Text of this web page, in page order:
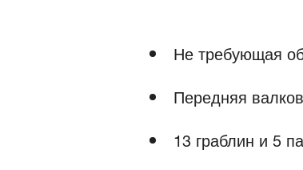
Не требующая
Передняя
13 граблин и 5